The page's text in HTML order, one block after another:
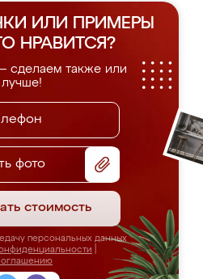
ИЛИ ПРИМЕРЫ
НРАВИТСЯ?
сделаем также или
лучше!
фото
стоимость
персональных данных